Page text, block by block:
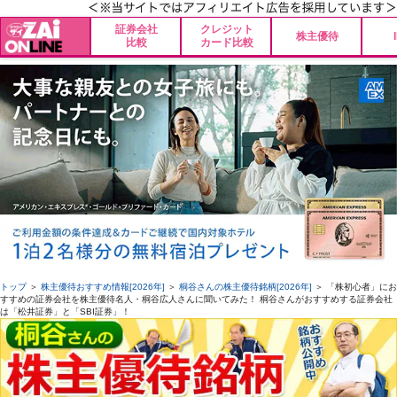
証券会社
比較
クレジット
カード比較
株主優待
トップ＞ 株主優待おすすめ情報[2026年] ＞ 桐谷さんの株主優待銘柄[2026年] ＞ 「株初心者」にお
すすめの証券会社を株主優待名人・桐谷広人さんに聞いてみた！ 桐谷さんがおすすめする証券会社
は「松井証券」と「SBI証券」！